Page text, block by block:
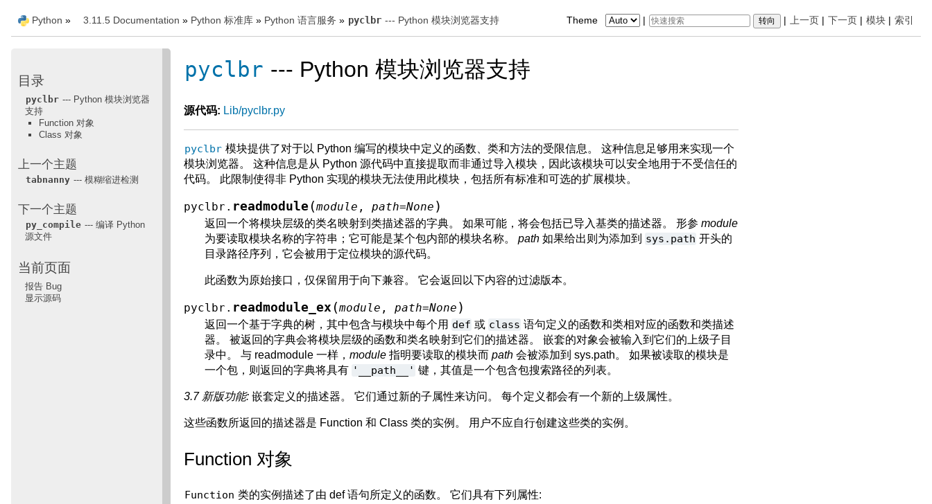
索引
模块 |
下一页 |
上一页 |
Python » 3.11.5 Documentation » Python 标准库 » Python 语言服务 » pyclbr --- Python 模块浏览器支持 |
Theme |
pyclbr --- Python 模块浏览器支持
源代码: Lib/pyclbr.py
pyclbr 模块提供了对于以 Python 编写的模块中定义的函数、类和方法的受限信息。 这种信息足够用来实现一个
模块浏览器。 这种信息是从 Python 源代码中直接提取而非通过导入模块，因此该模块可以安全地用于不受信任的
代码。 此限制使得非 Python 实现的模块无法使用此模块，包括所有标准和可选的扩展模块。
pyclbr. readmodule (module ,path=None )
返回一个将模块层级的类名映射到类描述器的字典。 如果可能，将会包括已导入基类的描述器。 形参module
为要读取模块名称的字符串；它可能是某个包内部的模块名称。path 如果给出则为添加到 sys.path 开头的
目录路径序列，它会被用于定位模块的源代码。
此函数为原始接口，仅保留用于向下兼容。 它会返回以下内容的过滤版本。
pyclbr. readmodule_ex (module ,path=None )
返回一个基于字典的树，其中包含与模块中每个用 def 或 class 语句定义的函数和类相对应的函数和类描述
器。 被返回的字典会将模块层级的函数和类名映射到它们的描述器。 嵌套的对象会被输入到它们的上级子目
录中。 与 readmodule 一样，module 指明要读取的模块而path 会被添加到 sys.path。 如果被读取的模块是
一个包，则返回的字典将具有 '__path__' 键，其值是一个包含包搜索路径的列表。
3.7 新版功能:嵌套定义的描述器。 它们通过新的子属性来访问。 每个定义都会有一个新的上级属性。
这些函数所返回的描述器是 Function 和 Class 类的实例。 用户不应自行创建这些类的实例。
Function 对象
Function 类的实例描述了由 def 语句所定义的函数。 它们具有下列属性:
目录
pyclbr --- Python 模块浏览器
支持
Function 对象
Class 对象
上一个主题
tabnanny --- 模糊缩进检测
下一个主题
py_compile --- 编译 Python
源文件
当前页面
报告 Bug
显示源码